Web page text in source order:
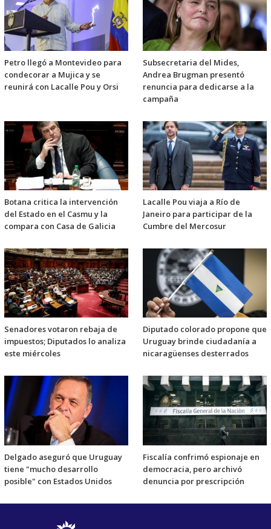
Petro llegó a Montevideo para
condecorar a Mujica y se
reunirá con Lacalle Pou y Orsi
Subsecretaria del Mides,
Andrea Brugman presentó
renuncia para dedicarse a la
campaña
Botana critica la intervención
del Estado en el Casmu y la
compara con Casa de Galicia
Lacalle Pou viaja a Río de
Janeiro para participar de la
Cumbre del Mercosur
Senadores votaron rebaja de
impuestos; Diputados lo analiza
este miércoles
Diputado colorado propone que
Uruguay brinde ciudadanía a
nicaragüenses desterrados
Delgado aseguró que Uruguay
tiene "mucho desarrollo
posible" con Estados Unidos
Fiscalía confrimó espionaje en
democracia, pero archivó
denuncia por prescripción